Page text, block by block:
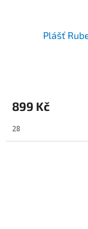
Plášť
899 Kč
28